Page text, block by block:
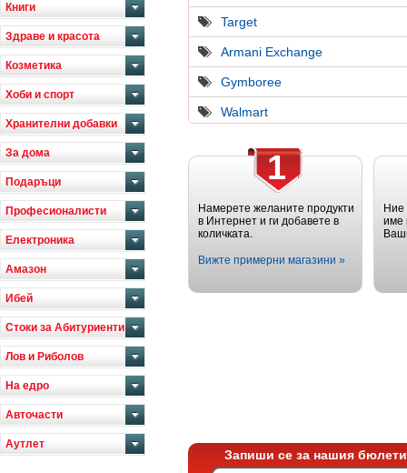
Книги
Здраве и красота
Козметика
Хоби и спорт
Хранителни добавки
За дома
Подаръци
Професионалисти
Електроника
Амазон
Ибей
Стоки за Абитуриенти
Лов и Риболов
На едро
Авточасти
Аутлет
Target
Armani Exchange
Gymboree
Walmart
1
Намерете желаните продукти
в Интернет и ги добавете в
количката.
Вижте примерни магазини »
име
Запиши се за нашия